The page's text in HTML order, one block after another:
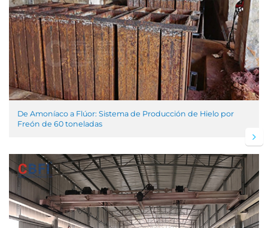
De Amoníaco a Flúor: Sistema de Producción de Hielo por
Freón de 60 toneladas